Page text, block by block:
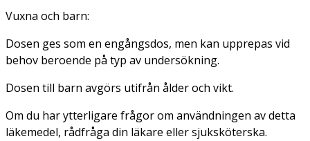
Vuxna och barn:
Dosen ges som en engångsdos, men kan upprepas vid
behov beroende på typ av undersökning.
Dosen till barn avgörs utifrån ålder och vikt.
Om du har ytterligare frågor om användningen av detta
läkemedel, rådfråga din läkare eller sjuksköterska.